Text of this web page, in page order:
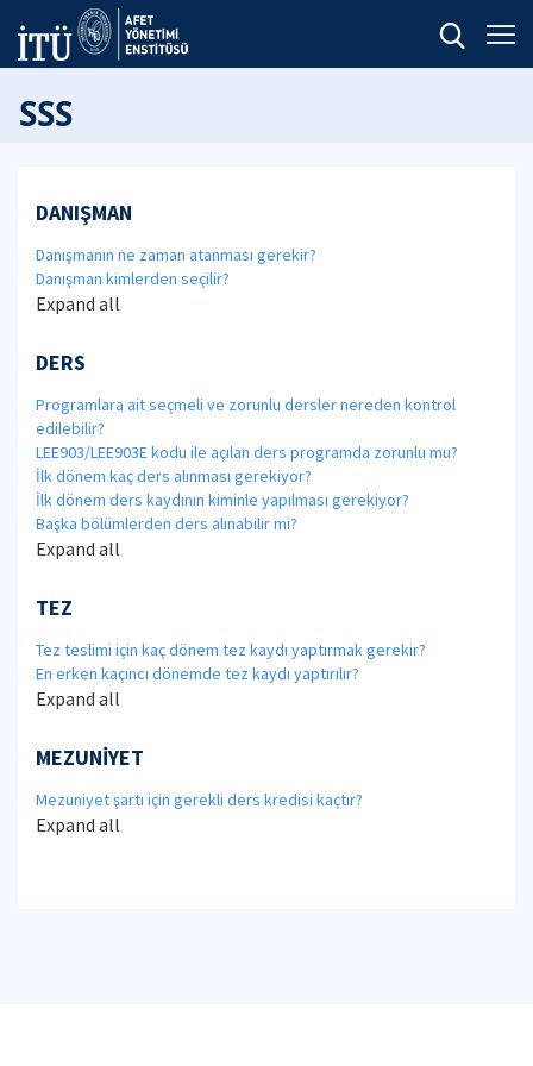
SSS
DANIŞMAN
Danışmanın ne zaman atanması gerekir?
Danışman kimlerden seçilir?
Expand all
DERS
Programlara ait seçmeli ve zorunlu dersler nereden kontrol
edilebilir?
LEE903/LEE903E kodu ile açılan ders programda zorunlu mu?
İlk dönem kaç ders alınması gerekiyor?
İlk dönem ders kaydının kiminle yapılması gerekiyor?
Başka bölümlerden ders alınabilir mi?
Expand all
TEZ
Tez teslimi için kaç dönem tez kaydı yaptırmak gerekir?
En erken kaçıncı dönemde tez kaydı yaptırılır?
Expand all
MEZUNİYET
Mezuniyet şartı için gerekli ders kredisi kaçtır?
Expand all